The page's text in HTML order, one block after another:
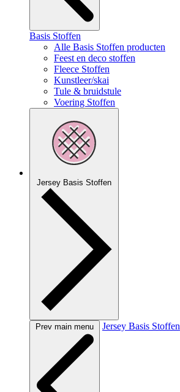
Basis Stoffen
Alle Basis Stoffen producten
Feest en deco stoffen
Fleece Stoffen
Kunstleer/skai
Tule & bruidstule
Voering Stoffen
Jersey Basis Stoffen
Prev main menu Jersey Basis Stoffen